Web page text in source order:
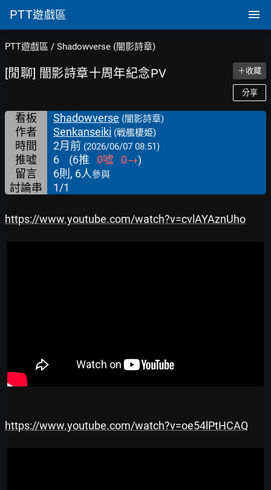
PTT遊戲區
PTT遊戲區 / Shadowverse (闇影詩章)
[閒聊] 闇影詩章十周年紀念PV ＋收藏
分享
看板 Shadowverse (闇影詩章)
作者 Senkanseiki (戦艦棲姫)
時間 2月前 (2026/06/07 08:51)
推噓 6 (6推 0噓 0→)
留言
6則, 6人參與
討論串 1/1
https://www.youtube.com/watch?v=cvlAYAznUho
https://www.youtube.com/watch?v=oe54lPtHCAQ